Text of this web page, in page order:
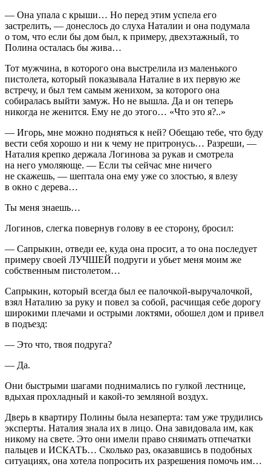
— Она упала с крыши… Но перед этим успела его
застрелить, — донеслось до слуха Наталии и она подумала
о том, что если бы дом был, к примеру, двехэтажный, то
Полина осталась бы жива…
Тот мужчина, в которого она выстрелила из маленького
пистолета, который показывала Наталие в их первую же
встречу, и был тем самым женихом, за которого она
собиралась выйти замуж. Но не вышла. Да и он теперь
никогда не женится. Ему не до этого… «Что это я?..»
— Игорь, мне можно подняться к ней? Обещаю тебе, что буду
вести себя хорошо и ни к чему не притронусь… Разреши, —
Наталия крепко держала Логинова за рукав и смотрела
на него умоляюще. — Если ты сейчас мне ничего
не скажешь, — шептала она ему уже со злостью, я влезу
в окно с дерева…
Ты меня знаешь…
Логинов, слегка повернув голову в ее сторону, бросил:
— Сапрыкин, отведи ее, куда она просит, а то она последует
примеру своей ЛУЧШЕЙ подруги и убьет меня моим же
собственным пистолетом…
Сапрыкин, который всегда был ее палочкой-выручалочкой,
взял Наталию за руку и повел за собой, расчищая себе дорогу
широкими плечами и острыми локтями, обошел дом и привел
в подъезд:
— Это что, твоя подруга?
— Да.
Они быстрыми шагами поднимались по гулкой лестнице,
вдыхая прохладный и какой-то земляной воздух.
Дверь в квартиру Полины была незаперта: там уже трудились
эксперты. Наталия знала их в лицо. Она завидовала им, как
никому на свете. Это они имели право сняимать отпечатки
пальцев и ИСКАТЬ… Сколько раз, оказавшись в подобных
ситуациях, она хотела попросить их разрешения помочь им…